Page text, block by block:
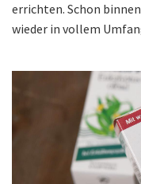
errichten. Schon
wieder in vollem